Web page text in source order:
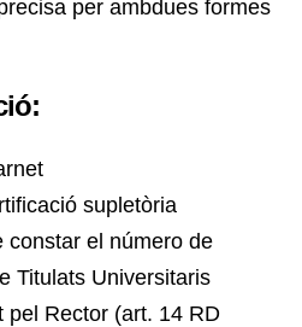
per ambdues formes
supletòria
constar el número de
Titulats Universitaris
pel Rector (art. 14 RD